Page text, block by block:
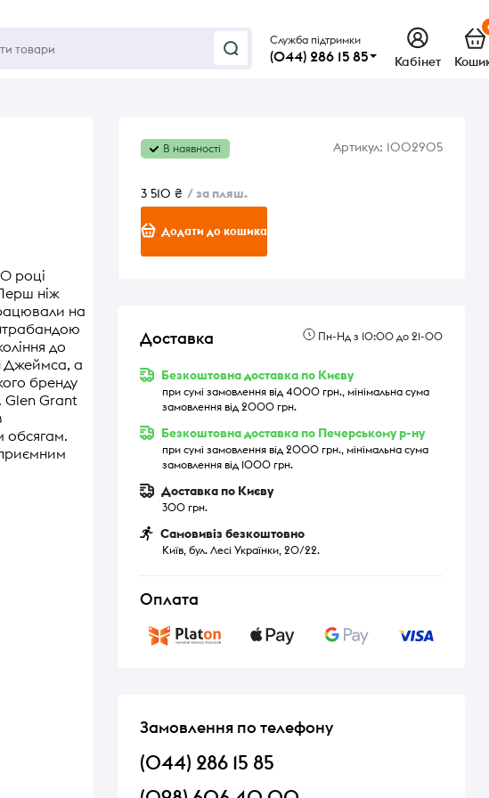
Служба підтримки
(044) 286 15 85 Кабінет
році
ніж
на
до
Джеймса, а
бренду
Glen Grant
обсягам.
В наявності Артикул: 1002905
3 510 ₴ / за пляш.
Додати до кошика
Доставка Пн-Нд з 10:00 до 21-00
Безкоштовна доставка по Києву
при сумі замовлення від 4000 грн., мінімальна сума
замовлення від 2000 грн.
Безкоштовна доставка по Печерському р-ну
при сумі замовлення від 2000 грн., мінімальна сума
замовлення від 1000 грн.
Доставка по Києву
300 грн.
Самовивіз безкоштовно
Київ, бул. Лесі Українки, 20/22.
Оплата
Замовлення по телефону
(044) 286 15 85